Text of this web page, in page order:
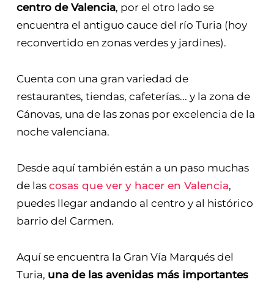
centro de Valencia, por el otro lado se
encuentra el antiguo cauce del río Turia (hoy
reconvertido en zonas verdes y jardines).
Cuenta con una gran variedad de
restaurantes, tiendas, cafeterías... y la zona de
Cánovas, una de las zonas por excelencia de la
noche valenciana.
Desde aquí también están a un paso muchas
de las cosas que ver y hacer en Valencia,
puedes llegar andando al centro y al histórico
barrio del Carmen.
Aquí se encuentra la Gran Vía Marqués del
Turia, una de las avenidas más importantes